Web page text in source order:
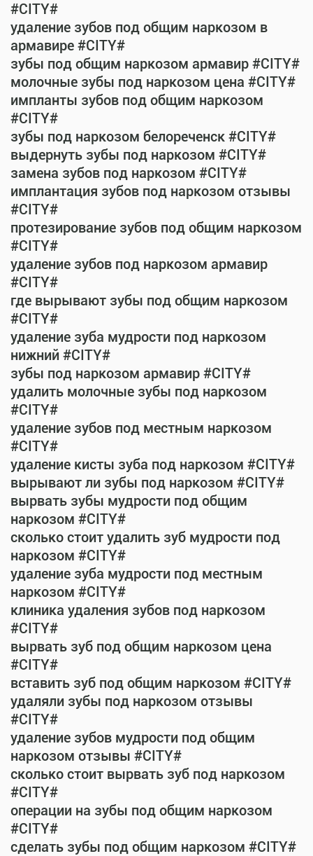
#CITY#
удаление зубов под общим наркозом в
армавире #CITY#
зубы под общим наркозом армавир #CITY#
молочные зубы под наркозом цена #CITY#
импланты зубов под общим наркозом
#CITY#
зубы под наркозом белореченск #CITY#
выдернуть зубы под наркозом #CITY#
замена зубов под наркозом #CITY#
имплантация зубов под наркозом отзывы
#CITY#
протезирование зубов под общим наркозом
#CITY#
удаление зубов под наркозом армавир
#CITY#
где вырывают зубы под общим наркозом
#CITY#
удаление зуба мудрости под наркозом
нижний #CITY#
зубы под наркозом армавир #CITY#
удалить молочные зубы под наркозом
#CITY#
удаление зубов под местным наркозом
#CITY#
удаление кисты зуба под наркозом #CITY#
вырывают ли зубы под наркозом #CITY#
вырвать зубы мудрости под общим
наркозом #CITY#
сколько стоит удалить зуб мудрости под
наркозом #CITY#
удаление зуба мудрости под местным
наркозом #CITY#
клиника удаления зубов под наркозом
#CITY#
вырвать зуб под общим наркозом цена
#CITY#
вставить зуб под общим наркозом #CITY#
удаляли зубы под наркозом отзывы
#CITY#
удаление зубов мудрости под общим
наркозом отзывы #CITY#
сколько стоит вырвать зуб под наркозом
#CITY#
операции на зубы под общим наркозом
#CITY#
сделать зубы под общим наркозом #CITY#